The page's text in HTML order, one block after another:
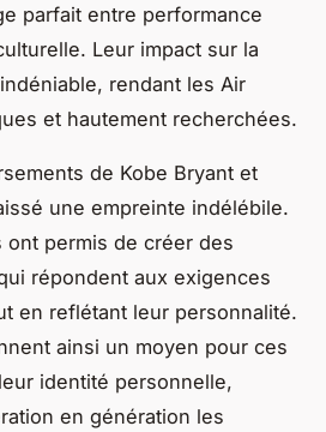
parfait entre performance
Leur impact sur la
rendant les Air
et hautement recherchées.
de Kobe Bryant et
une empreinte indélébile.
ont permis de créer des
répondent aux exigences
en reflétant leur personnalité.
ainsi un moyen pour ces
identité personnelle,
en génération les